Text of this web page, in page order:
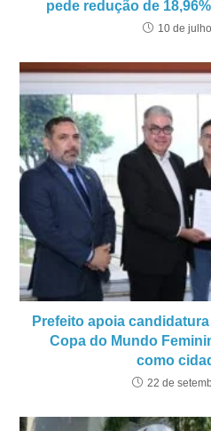
pede redução de
10 de
Prefeito apoia
Copa do Mundo
como
22 de